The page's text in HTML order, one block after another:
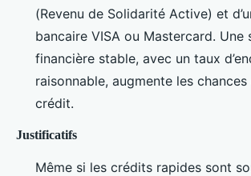
(Revenu de Solidarité Active) et
bancaire VISA ou Mastercard. Une
financière stable, avec un taux
raisonnable, augmente les chances
crédit.
Justificatifs
Même si les crédits rapides sont